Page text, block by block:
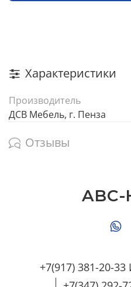
Характеристики
Производитель
ДСВ Мебель, г. Пенза
Отзывы
+7(917) 381-20-
ABC-